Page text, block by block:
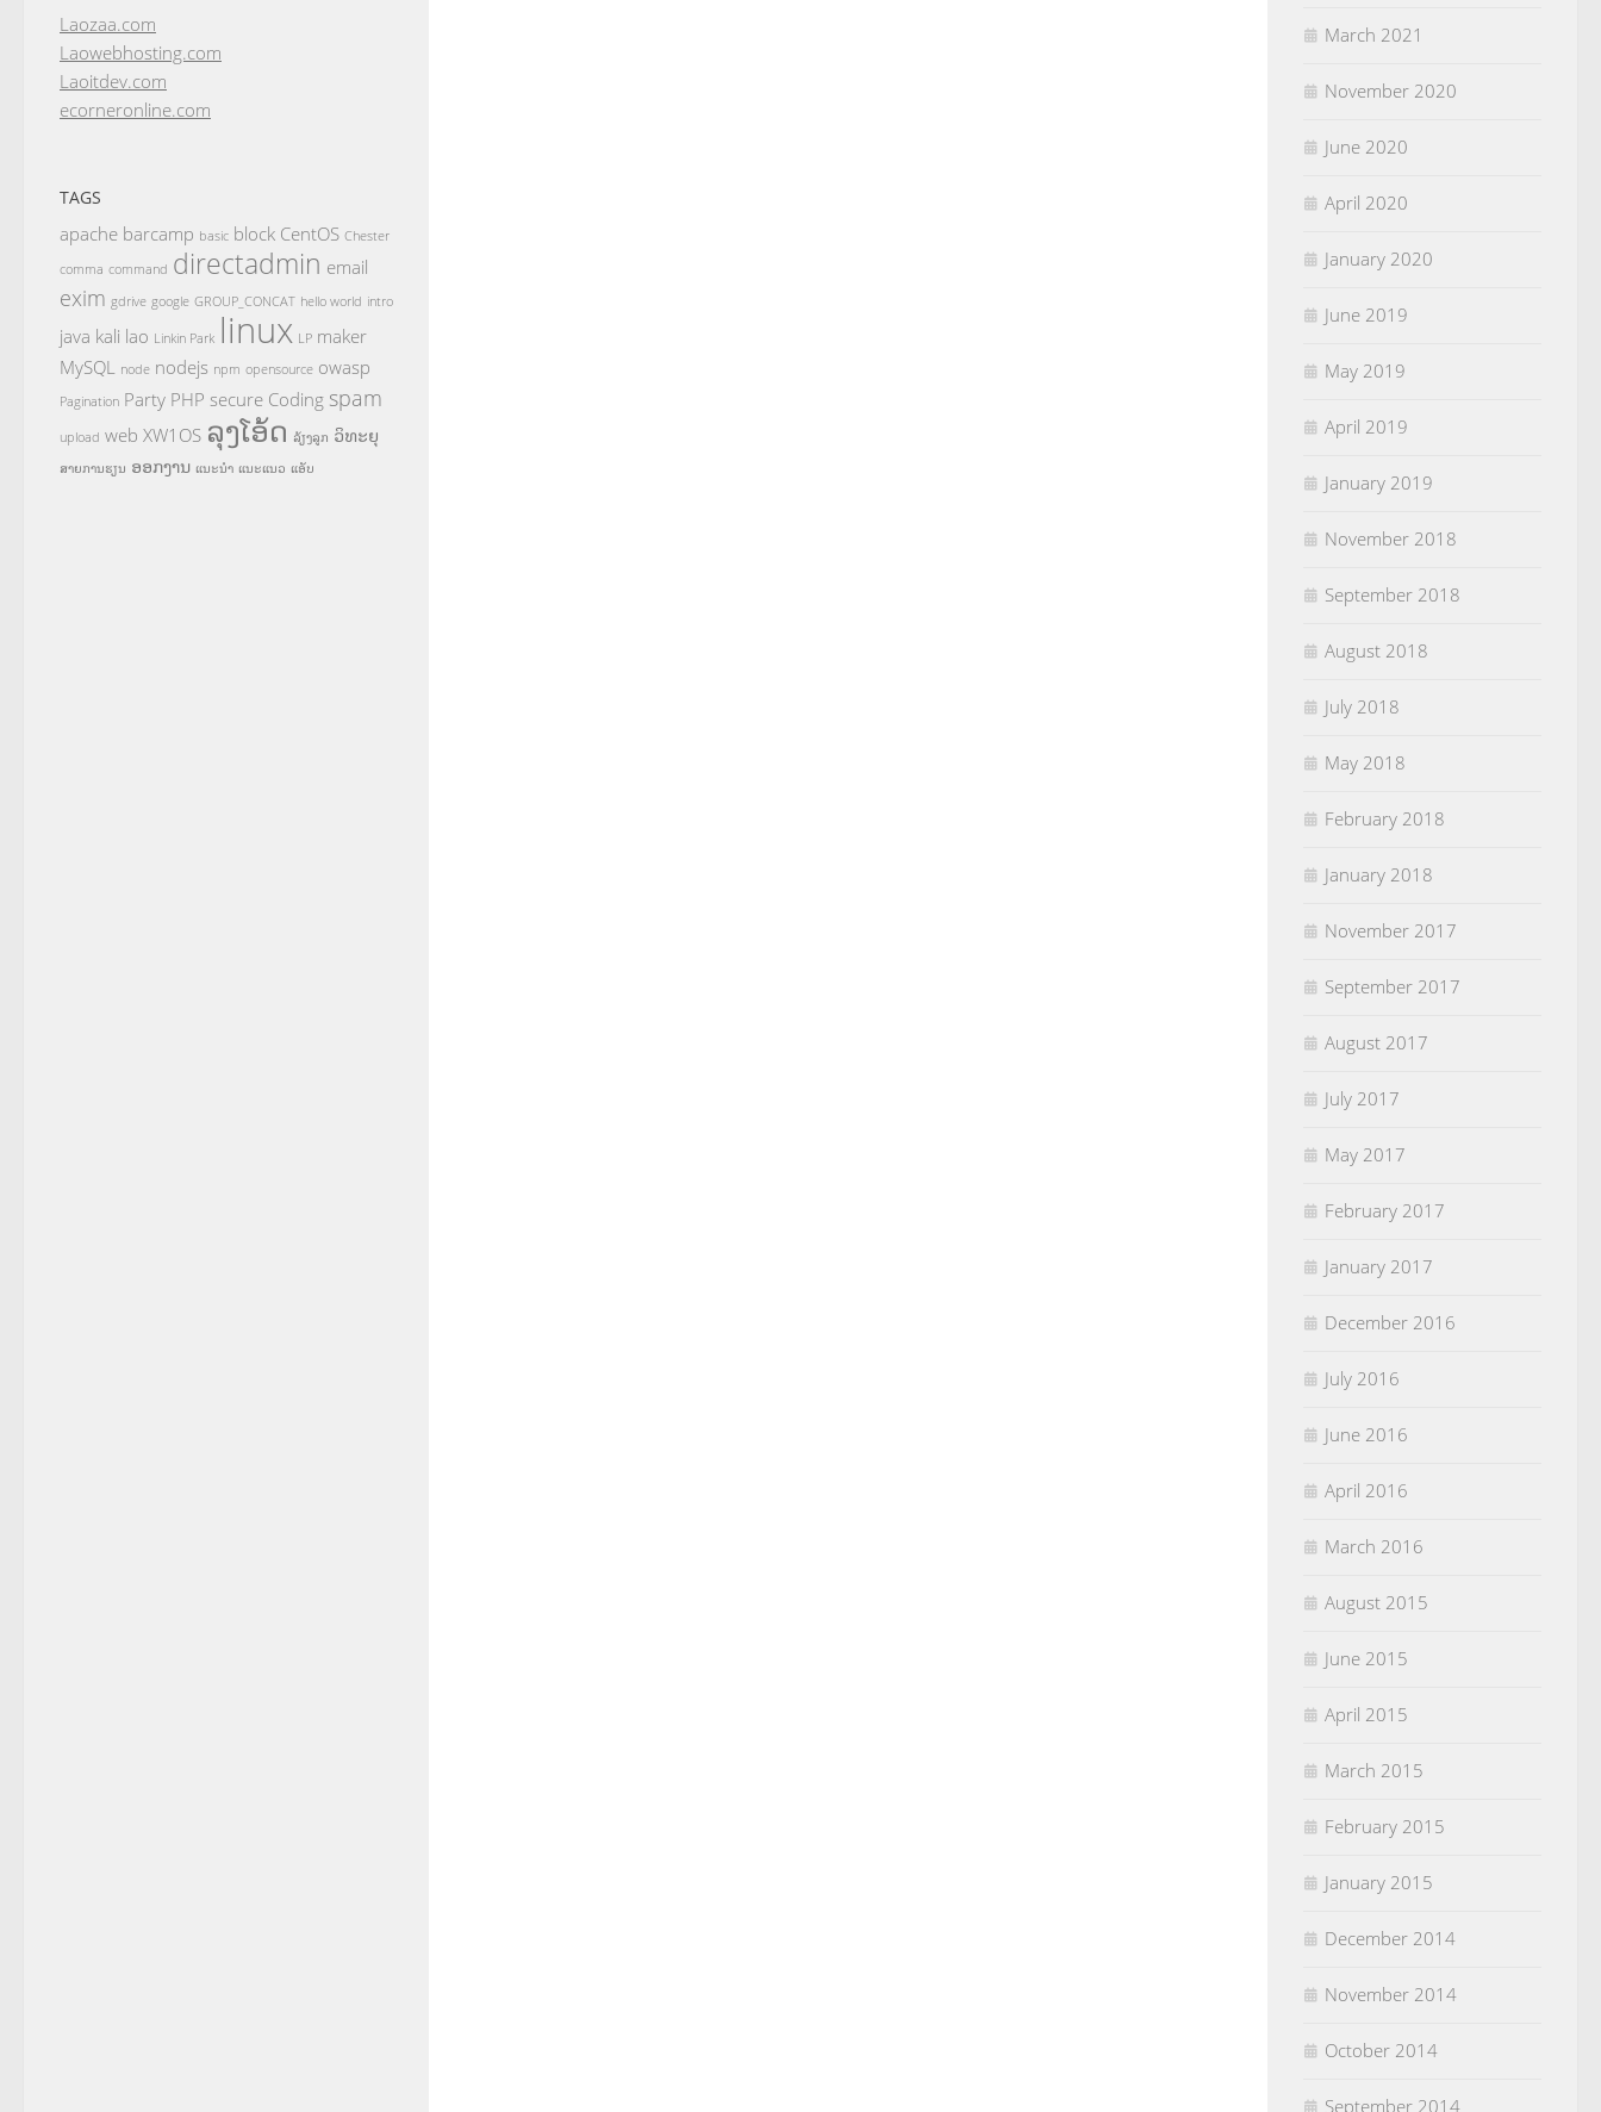
Laozaa.com
Laowebhosting.com
Laoitdev.com
ecorneronline.com
TAGS
apache barcamp basic block CentOS Chester
comma command directadmin email
exim gdrive google GROUP_CONCAT hello world intro
java kali lao Linkin Park linux LP maker
MySQL node nodejs npm opensource owasp
Pagination Party PHP secure Coding spam
upload web XW1OS ລຸງໂອ້ດ ລ້ຽງລູກ ວິທະຍຸ
ສາຍການຮຽນ ອອກງານ ແນະນຳ ແນະແນວ ແອັບ
March 2021
November 2020
June 2020
April 2020
January 2020
June 2019
May 2019
April 2019
January 2019
November 2018
September 2018
August 2018
July 2018
May 2018
February 2018
January 2018
November 2017
September 2017
August 2017
July 2017
May 2017
February 2017
January 2017
December 2016
July 2016
June 2016
April 2016
March 2016
August 2015
June 2015
April 2015
March 2015
February 2015
January 2015
December 2014
November 2014
October 2014
September 2014